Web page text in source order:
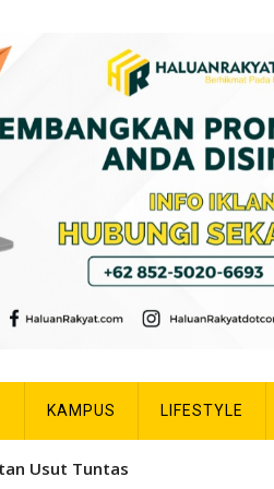
KAMPUS LIFESTYLE
Usut Tuntas